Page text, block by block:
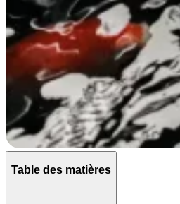
Table des matières